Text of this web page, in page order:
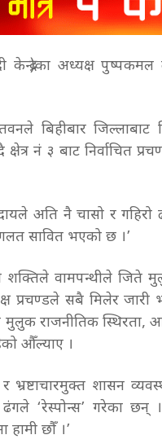
केन्द्र)का अध्यक्ष
बिहीबार जिल्लाबाट
क्षेत्र नं ३ बाट निर्वाचित
अति नै चासो र
सावित भएको छ ।’
शक्तिले वामपन्थीले जिते
प्रचण्डले सबै मिलेर
मुलुक राजनीतिक स्थिरता,
औँल्याए ।
भ्रष्टाचारमुक्त शासन
‘रेस्पोन्स’ गरेका छन्
हामी छौँ ।’